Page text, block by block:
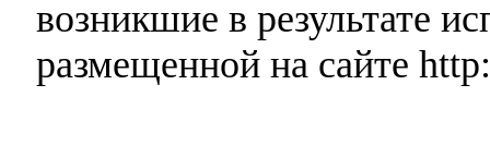
возникшие в результате
размещенной на сайте